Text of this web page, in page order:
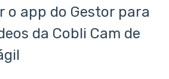
o app do Gestor para
da Cobli Cam de